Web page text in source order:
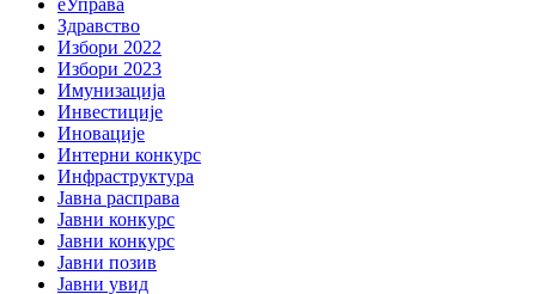
Здравство
Избори 2022
Избори 2023
Имунизација
Инвестиције
Иновације
Интерни конкурс
Инфраструктура
Јавна расправа
Јавни конкурс
Јавни конкурс
Јавни позив
Јавни увид